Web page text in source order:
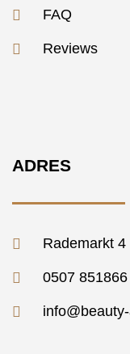
FAQ
Reviews
ADRES
Rademarkt 4
0507 851866